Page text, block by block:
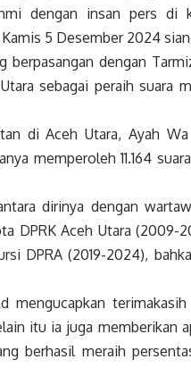
dengan insan pers di
5 Desember 2024
berpasangan dengan
sebagai peraih suara
di Aceh Utara, Ayah
memperoleh 11.164
dirinya dengan
DPRK Aceh Utara (2009-
DPRA (2019-2024),
mengucapkan
itu ia juga memberikan
berhasil meraih